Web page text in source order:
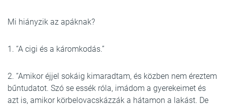
Mi hiányzik az apáknak?
1. “A cigi és a káromkodás.”
2. “Amikor éjjel sokáig kimaradtam, és közben nem éreztem
bűntudatot. Szó se essék róla, imádom a gyerekeimet és
azt is, amikor körbelovacskázzák a hátamon a lakást. De